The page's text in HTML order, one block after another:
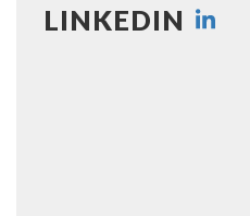
LINKEDIN